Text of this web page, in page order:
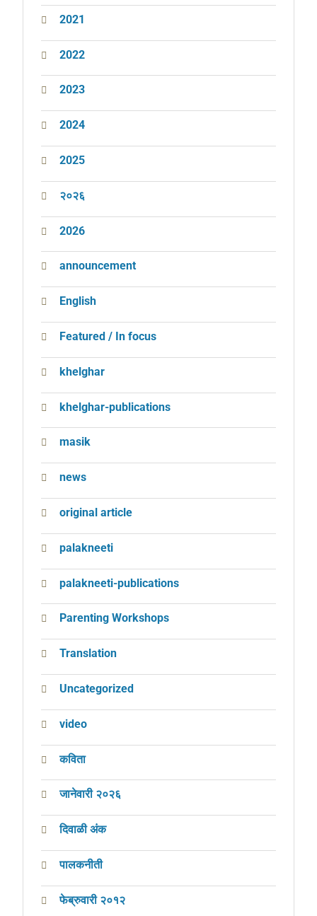
2021
2022
2023
2024
2025
२०२६
2026
announcement
English
Featured / In focus
khelghar
khelghar-publications
masik
news
original article
palakneeti
palakneeti-publications
Parenting Workshops
Translation
Uncategorized
video
कविता
जानेवारी २०२६
दिवाळी अंक
पालकनीती
फेब्रुवारी २०१२